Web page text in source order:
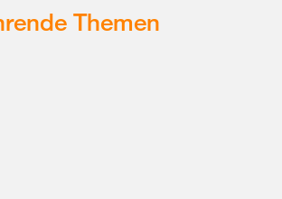
Themen